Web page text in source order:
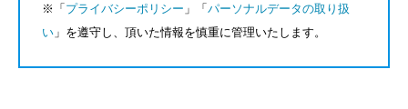
※「 プライバシーポリシー 」「 パーソナルデータの取り扱
い 」を遵守し、頂いた情報を慎重に管理いたします。